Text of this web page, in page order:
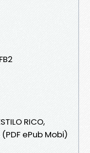
RICO,
(PDF ePub Mobi)